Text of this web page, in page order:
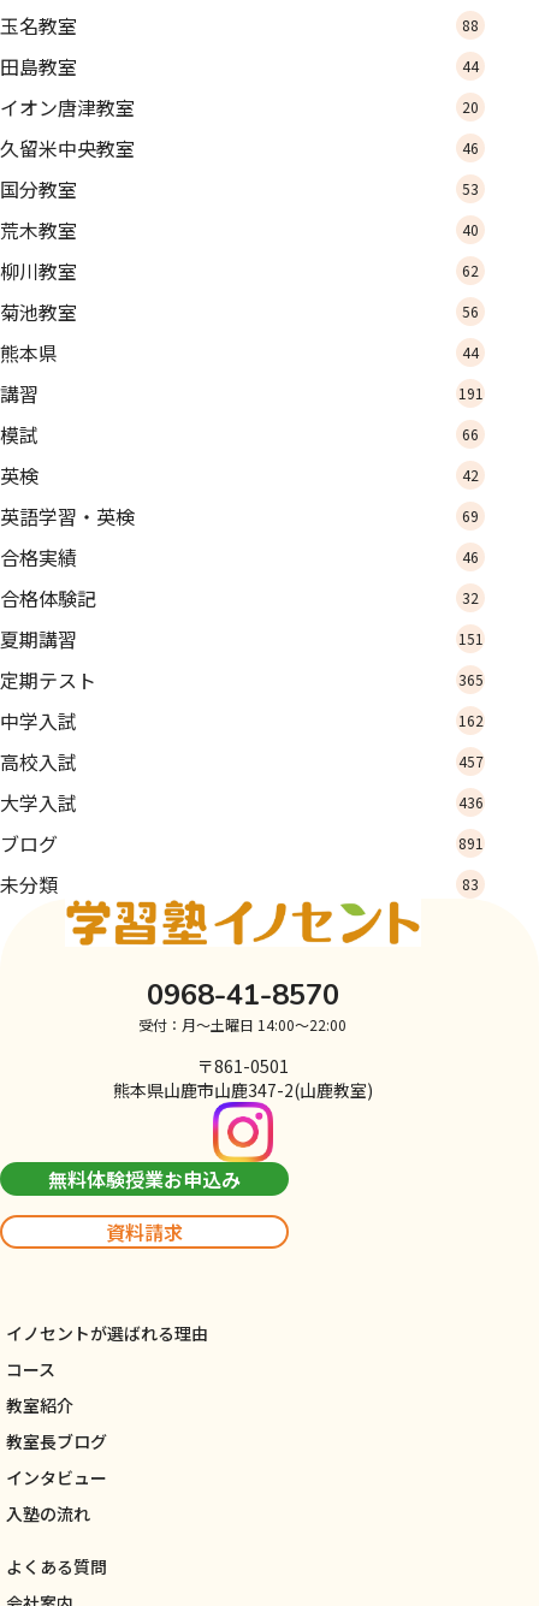
玉名教室 88
田島教室 44
イオン唐津教室 20
久留米中央教室 46
国分教室 53
荒木教室 40
柳川教室 62
菊池教室 56
熊本県 44
講習 191
模試 66
英検 42
英語学習・英検 69
合格実績 46
合格体験記 32
夏期講習 151
定期テスト 365
中学入試 162
高校入試 457
大学入試 436
ブログ 891
未分類 83
0968-41-8570
受付：月～土曜日 14:00～22:00
〒861-0501
熊本県山鹿市山鹿347-2(山鹿教室)
無料体験授業お申込み
資料請求
イノセントが選ばれる理由
コース
教室紹介
教室長ブログ
インタビュー
入塾の流れ
よくある質問